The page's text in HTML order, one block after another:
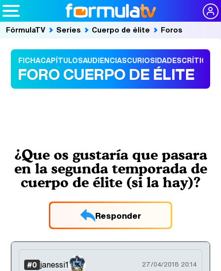
FórmulaTV Series Cuerpo de élite Foros
FICHACAPÍTULOSAUDIENCIASCURIOSIDADESCRÍTICAS
FORO CUERPO DE ÉLITE
¿Que os gustaría que pasara
en la segunda temporada de
cuerpo de élite (si la hay)?
Responder
#0 janessi1 27/04/2018 20:14